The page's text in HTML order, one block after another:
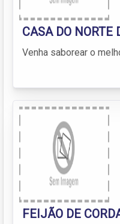
CASA DO NORTE
Venha saborear o
FEIJÃO DE